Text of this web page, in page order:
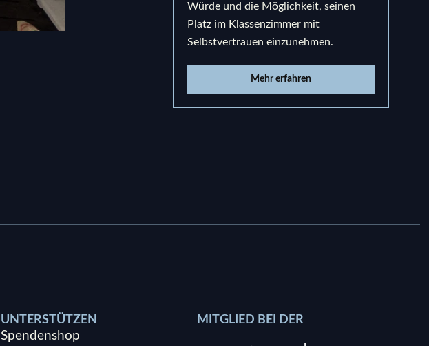
Würde und die Möglichkeit, seinen
Platz im Klassenzimmer mit
Selbstvertrauen einzunehmen.
Mehr erfahren
UNTERSTÜTZEN
Spendenshop
MITGLIED BEI DER